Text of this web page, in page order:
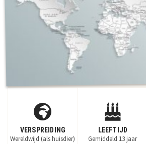
VERSPREIDING
Wereldwijd (als huisdier)
LEEFTIJD
Gemiddeld 13 jaar